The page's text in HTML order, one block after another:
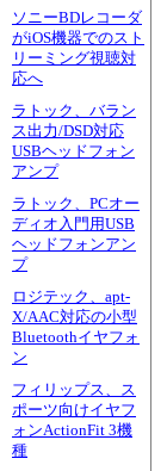
ソニーBDレコーダ
がiOS機器でのスト
リーミング視聴対
応へ
ラトック、バラン
ス出力/DSD対応
USBヘッドフォン
アンプ
ラトック、PCオー
ディオ入門用USB
ヘッドフォンアン
プ
ロジテック、apt-
X/AAC対応の小型
Bluetoothイヤフォ
ン
フィリップス、ス
ポーツ向けイヤフ
ォンActionFit 3機
種